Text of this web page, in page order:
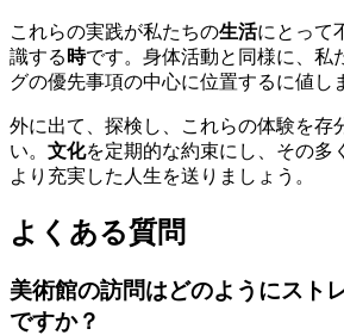
これらの実践が私たちの生活にとって
識する 時です。身体活動と同様に、私
グの優先事項の中心に位置するに値し
外に出て、探検し、これらの体験を存
い。 文化を定期的な約束にし、その多
より充実した人生を送りましょう。
よくある質問
美術館の訪問はどのようにスト
ですか？